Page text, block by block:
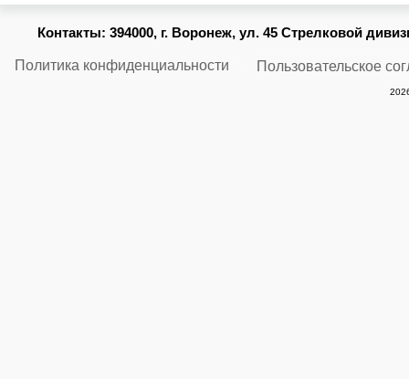
Контакты: 394000, г. Воронеж, ул. 45 Стрелковой
Политика конфиденциальности Пользовательское